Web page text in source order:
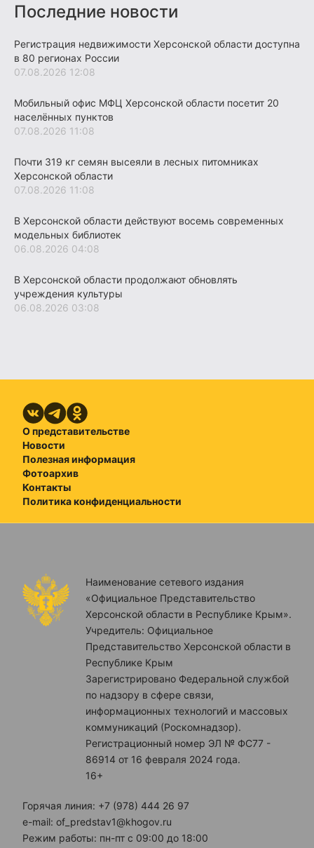
Последние новости
Регистрация недвижимости Херсонской области доступна
в 80 регионах России
07.08.2026 12:08
Мобильный офис МФЦ Херсонской области посетит 20
населённых пунктов
07.08.2026 11:08
Почти 319 кг семян высеяли в лесных питомниках
Херсонской области
07.08.2026 11:08
В Херсонской области действуют восемь современных
модельных библиотек
06.08.2026 04:08
В Херсонской области продолжают обновлять
учреждения культуры
06.08.2026 03:08
О представительстве
Новости
Полезная информация
Фотоархив
Контакты
Политика конфиденциальности
Наименование сетевого издания
«Официальное Представительство
Херсонской области в Республике Крым».
Учредитель: Официальное
Представительство Херсонской области в
Республике Крым
Зарегистрировано Федеральной службой
по надзору в сфере связи,
информационных технологий и массовых
коммуникаций (Роскомнадзор).
Регистрационный номер ЭЛ № ФС77 -
86914 от 16 февраля 2024 года.
16+
Горячая линия: +7 (978) 444 26 97
e-mail: of_predstav1@khogov.ru
Режим работы: пн-пт с 09:00 до 18:00